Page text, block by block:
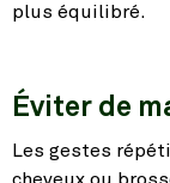
plus équilibré.
Éviter de
Les gestes
cheveux ou